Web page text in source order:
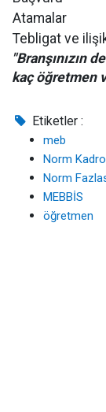
Atamalar
Tebligat ve
"Branşınızın
kaç öğretmen
Etiketler :
meb
Norm Kadro
Norm
MEBBİS
öğretmen